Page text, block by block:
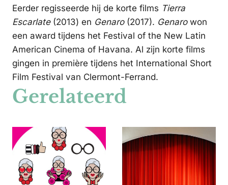
Eerder regisseerde hij de korte films Tierra
Escarlate (2013) en Genaro (2017). Genaro won
een award tijdens het Festival of the New Latin
American Cinema of Havana. Al zijn korte films
gingen in première tijdens het International Short
Film Festival van Clermont-Ferrand.
Gerelateerd